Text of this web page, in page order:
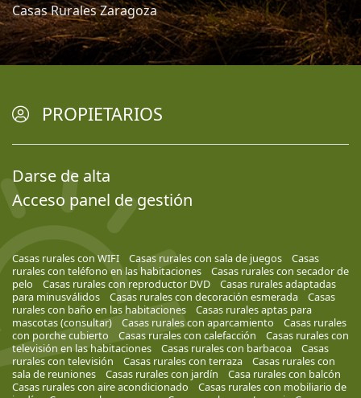
Casas Rurales Zaragoza
PROPIETARIOS
Darse de alta
Acceso panel de gestión
Casas rurales con WIFI Casas rurales con sala de juegos
Casas
rurales con teléfono en las habitaciones
Casas rurales con secador de
pelo
Casas rurales con reproductor DVD
Casas rurales adaptadas
para minusválidos
Casas rurales con decoración esmerada
Casas
rurales con baño en las habitaciones
Casas rurales aptas para
mascotas (consultar)
Casas rurales con aparcamiento
Casas rurales
con porche cubierto
Casas rurales con calefacción
Casas rurales con
televisión en las habitaciones
Casas rurales con barbacoa
Casas
rurales con televisión
Casas rurales con terraza
Casas rurales con
sala de reuniones
Casas rurales con jardín
Casa rurales con balcón
Casas rurales con aire acondicionado
Casas rurales con mobiliario de